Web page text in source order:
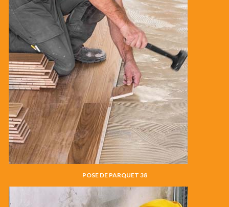
POSE DE PARQUET 38